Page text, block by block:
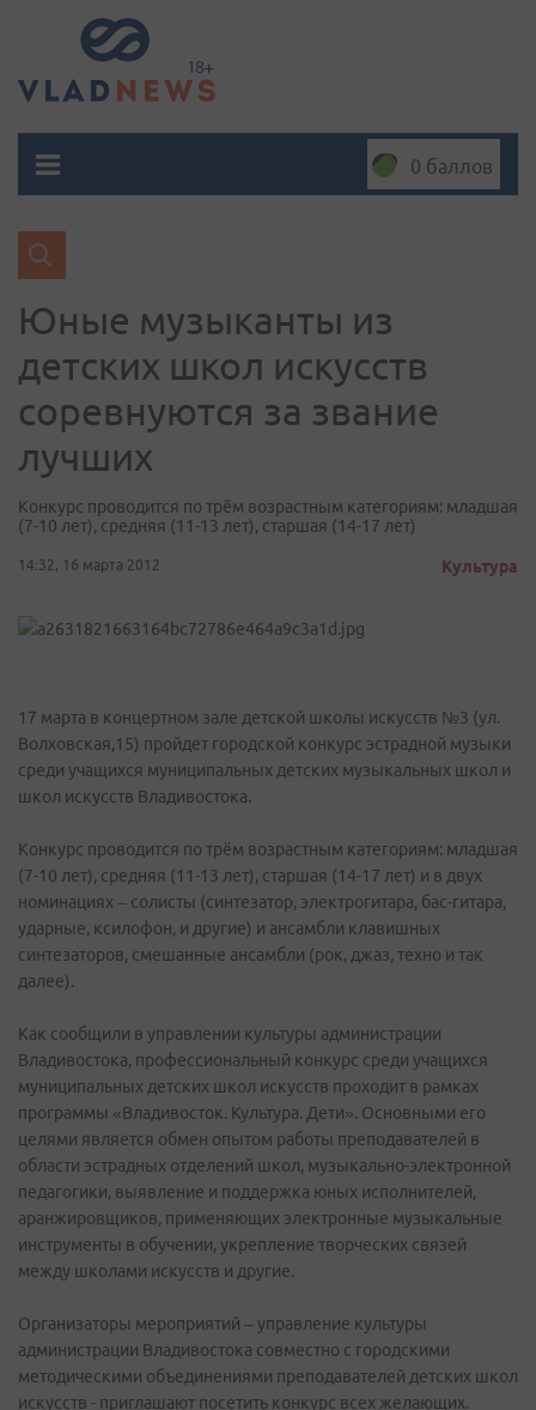
0 баллов
Юные музыканты из
детских школ искусств
соревнуются за звание
лучших
Конкурс проводится по трём возрастным категориям: младшая
(7-10 лет), средняя (11-13 лет), старшая (14-17 лет)
14:32, 16 марта 2012 Культура
17 марта в концертном зале детской школы искусств №3 (ул.
Волховская,15) пройдет городской конкурс эстрадной музыки
среди учащихся муниципальных детских музыкальных школ и
школ искусств Владивостока.
Конкурс проводится по трём возрастным категориям: младшая
(7-10 лет), средняя (11-13 лет), старшая (14-17 лет) и в двух
номинациях – солисты (синтезатор, электрогитара, бас-гитара,
ударные, ксилофон, и другие) и ансамбли клавишных
синтезаторов, смешанные ансамбли (рок, джаз, техно и так
далее).
Как сообщили в управлении культуры администрации
Владивостока, профессиональный конкурс среди учащихся
муниципальных детских школ искусств проходит в рамках
программы «Владивосток. Культура. Дети». Основными его
целями является обмен опытом работы преподавателей в
области эстрадных отделений школ, музыкально-электронной
педагогики, выявление и поддержка юных исполнителей,
аранжировщиков, применяющих электронные музыкальные
инструменты в обучении, укрепление творческих связей
между школами искусств и другие.
Организаторы мероприятий – управление культуры
администрации Владивостока совместно с городскими
методическими объединениями преподавателей детских школ
искусств - приглашают посетить конкурс всех желающих.